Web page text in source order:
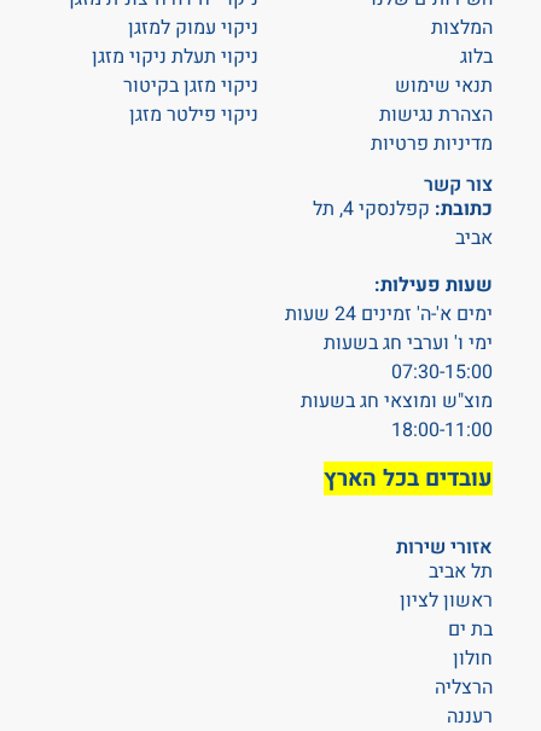
המלצות
בלוג
תנאי שימוש
הצהרת נגישות
מדיניות פרטיות
צור קשר
כתובת:
קפלנסקי 4, תל
אביב
שעות פעילות:
ימים א'-ה' זמינים 24 שעות
ימי ו' וערבי חג בשעות
07:30-15:00
מוצ"ש ומוצאי חג בשעות
18:00-11:00
עובדים בכל הארץ
ניקוי עמוק למזגן
ניקוי תעלת ניקוי מזגן
ניקוי מזגן בקיטור
ניקוי פילטר מזגן
אזורי שירות
תל אביב
ראשון לציון
בת ים
חולון
הרצליה
רעננה